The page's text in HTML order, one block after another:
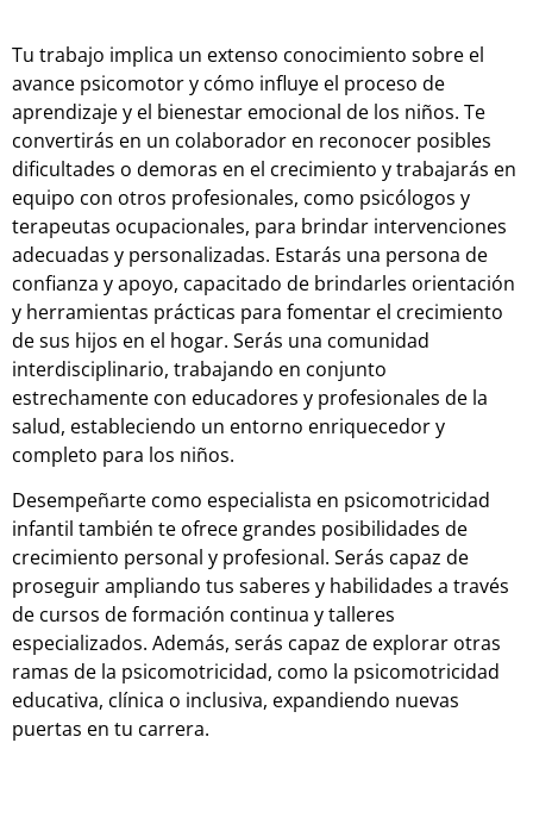
Tu trabajo implica un extenso conocimiento sobre el
avance psicomotor y cómo influye el proceso de
aprendizaje y el bienestar emocional de los niños. Te
convertirás en un colaborador en reconocer posibles
dificultades o demoras en el crecimiento y trabajarás en
equipo con otros profesionales, como psicólogos y
terapeutas ocupacionales, para brindar intervenciones
adecuadas y personalizadas. Estarás una persona de
confianza y apoyo, capacitado de brindarles orientación
y herramientas prácticas para fomentar el crecimiento
de sus hijos en el hogar. Serás una comunidad
interdisciplinario, trabajando en conjunto
estrechamente con educadores y profesionales de la
salud, estableciendo un entorno enriquecedor y
completo para los niños.
Desempeñarte como especialista en psicomotricidad
infantil también te ofrece grandes posibilidades de
crecimiento personal y profesional. Serás capaz de
proseguir ampliando tus saberes y habilidades a través
de cursos de formación continua y talleres
especializados. Además, serás capaz de explorar otras
ramas de la psicomotricidad, como la psicomotricidad
educativa, clínica o inclusiva, expandiendo nuevas
puertas en tu carrera.